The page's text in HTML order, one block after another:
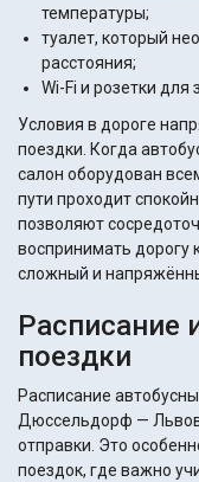
температуры;
туалет, который
расстояния;
Wi-Fi и розетки для
Условия в дороге
поездки. Когда
салон оборудован
пути проходит
позволяют
воспринимать дорогу
сложный и
Расписание
поездки
Расписание
Дюссельдорф — Львов
отправки. Это
поездок, где важно